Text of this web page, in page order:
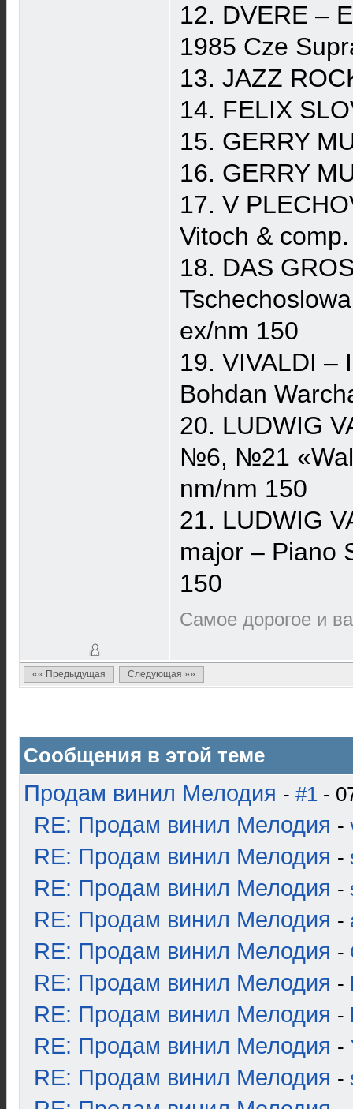
12. DVERE –
1985 Cze
13. JAZZ
14. FELIX
15. GERRY
16. GERRY
17. V
Vitoch &
18. DAS
ex/nm 150
19. VIVALDI –
Bohdan
20. LUDWIG
№6, №21
nm/nm 150
21. LUDWIG
major – Piano
150
Самое дорогое и
«« Предыдущая Следующая »»
Сообщения в этой теме
Продам винил Мелодия - #1 -
RE: Продам винил Мелодия -
RE: Продам винил Мелодия -
RE: Продам винил Мелодия -
RE: Продам винил Мелодия -
RE: Продам винил Мелодия -
RE: Продам винил Мелодия -
RE: Продам винил Мелодия -
RE: Продам винил Мелодия -
RE: Продам винил Мелодия -